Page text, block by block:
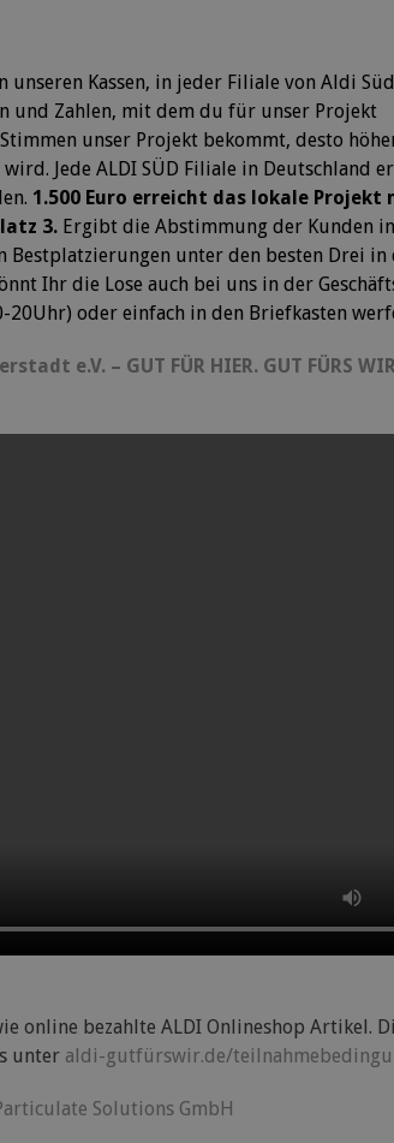
unseren Kassen, in jeder Filiale von Aldi
und Zahlen, mit dem du für unser Projekt
unser Projekt bekommt, desto
Jede ALDI SÜD Filiale in Deutschland
1.500 Euro erreicht das lokale Projekt
3. Ergibt die Abstimmung der Kunden
unter den besten Drei in
Ihr die Lose auch bei uns in der
oder einfach in den Briefkasten
e.V. – GUT FÜR HIER. GUT FÜRS
online bezahlte ALDI Onlineshop Artikel.
unter aldi-gutfürswir.de/
Solutions GmbH